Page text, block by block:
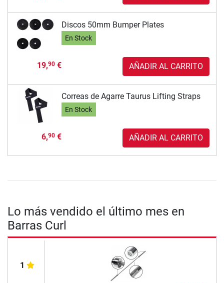
Discos 50mm Bumper Plates
En Stock
19,90€ AÑADIR AL CARRITO
Correas de Agarre Taurus Lifting Straps
En Stock
6,90€ AÑADIR AL CARRITO
Lo más vendido el último mes en
Barras Curl
1